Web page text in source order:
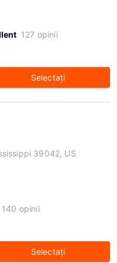
127 opinii
Selectaţi
39042, US
140 opinii
Selectaţi